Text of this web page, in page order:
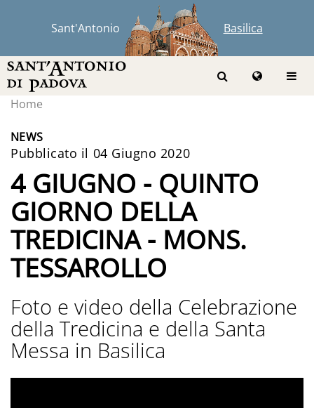
Sant'Antonio Basilica
Home
NEWS
Pubblicato il 04 Giugno 2020
4 GIUGNO - QUINTO
GIORNO DELLA
TREDICINA - MONS.
TESSAROLLO
Foto e video della Celebrazione
della Tredicina e della Santa
Messa in Basilica